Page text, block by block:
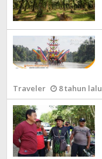
Traveler 8 tahun lalu